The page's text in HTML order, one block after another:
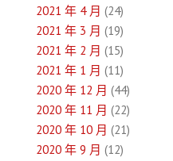
2021 年 4 月 (24)
2021 年 3 月 (19)
2021 年 2 月 (15)
2021 年 1 月 (11)
2020 年 12 月 (44)
2020 年 11 月 (22)
2020 年 10 月 (21)
2020 年 9 月 (12)